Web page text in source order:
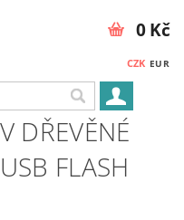
CZK EUR
0 Kč
DŘEVĚNÉ
FLASH